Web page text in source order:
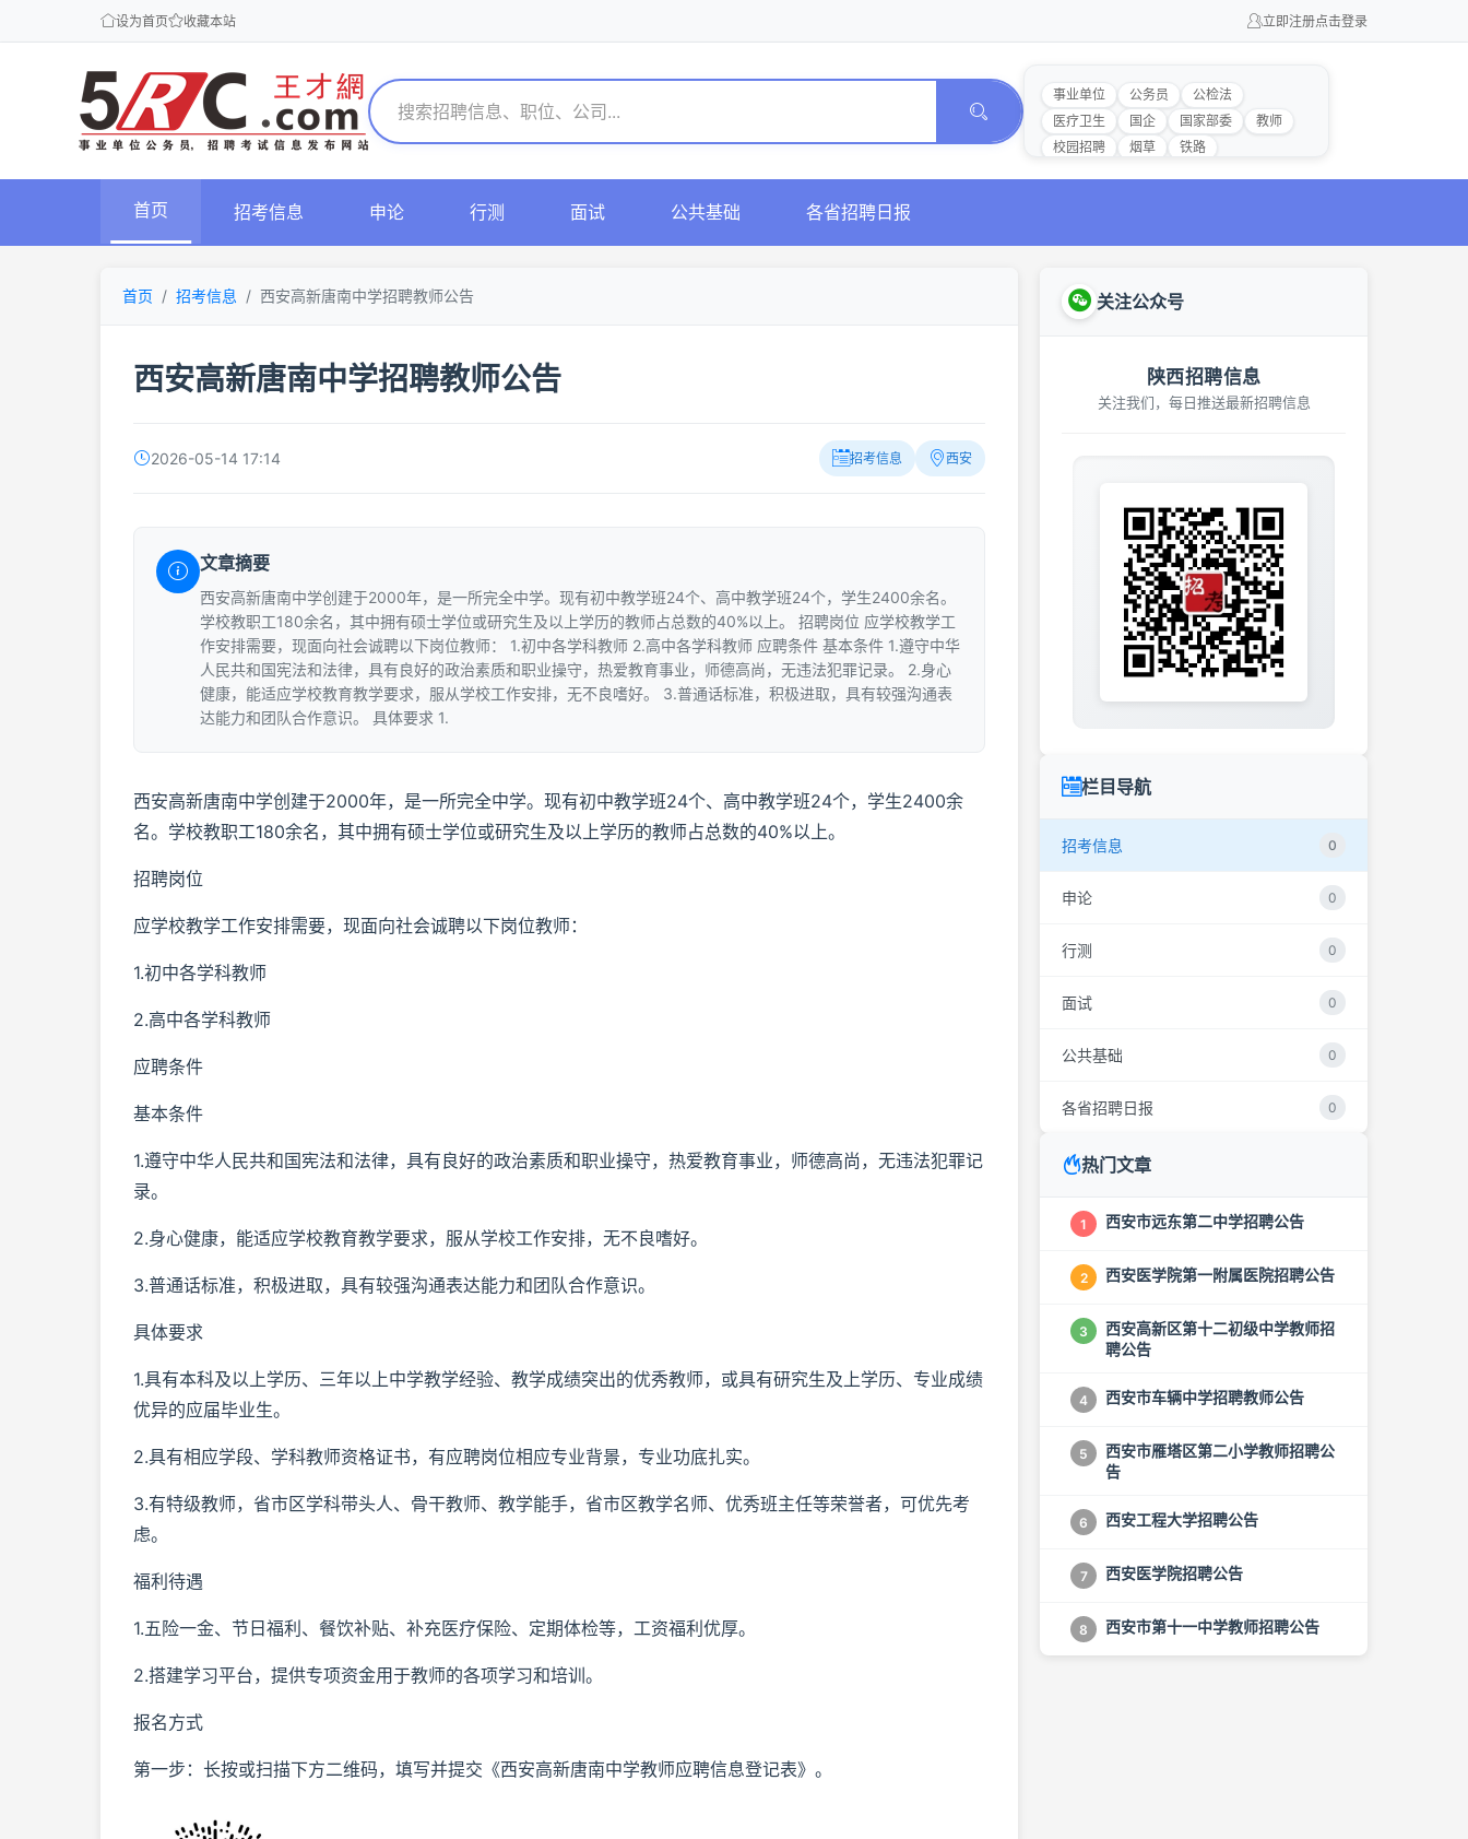
设为首页 收藏本站 立即注册点击登录
事业单位 公务员
公检法
医疗卫生
国企 国家部委
教师
校园招聘
烟草 铁路
首页 招考信息 申论 行测 面试 公共基础 各省招聘日报
首页 招考信息 西安高新唐南中学招聘教师公告
西安高新唐南中学招聘教师公告
2026-05-14 17:14 招考信息 西安
文章摘要
西安高新唐南中学创建于2000年，是一所完全中学。现有初中教学班24个、高中教学班24个，学生2400余名。
学校教职工180余名，其中拥有硕士学位或研究生及以上学历的教师占总数的40%以上。 招聘岗位 应学校教学工
作安排需要，现面向社会诚聘以下岗位教师： 1.初中各学科教师 2.高中各学科教师 应聘条件 基本条件 1.遵守中华
人民共和国宪法和法律，具有良好的政治素质和职业操守，热爱教育事业，师德高尚，无违法犯罪记录。 2.身心
健康，能适应学校教育教学要求，服从学校工作安排，无不良嗜好。 3.普通话标准，积极进取，具有较强沟通表
达能力和团队合作意识。 具体要求 1.
西安高新唐南中学创建于2000年，是一所完全中学。现有初中教学班24个、高中教学班24个，学生2400余
名。学校教职工180余名，其中拥有硕士学位或研究生及以上学历的教师占总数的40%以上。
招聘岗位
应学校教学工作安排需要，现面向社会诚聘以下岗位教师：
1.初中各学科教师
2.高中各学科教师
应聘条件
基本条件
1.遵守中华人民共和国宪法和法律，具有良好的政治素质和职业操守，热爱教育事业，师德高尚，无违法犯罪记
录。
2.身心健康，能适应学校教育教学要求，服从学校工作安排，无不良嗜好。
3.普通话标准，积极进取，具有较强沟通表达能力和团队合作意识。
具体要求
1.具有本科及以上学历、三年以上中学教学经验、教学成绩突出的优秀教师，或具有研究生及上学历、专业成绩
优异的应届毕业生。
2.具有相应学段、学科教师资格证书，有应聘岗位相应专业背景，专业功底扎实。
3.有特级教师，省市区学科带头人、骨干教师、教学能手，省市区教学名师、优秀班主任等荣誉者，可优先考
虑。
福利待遇
1.五险一金、节日福利、餐饮补贴、补充医疗保险、定期体检等，工资福利优厚。
2.搭建学习平台，提供专项资金用于教师的各项学习和培训。
报名方式
第一步：长按或扫描下方二维码，填写并提交《西安高新唐南中学教师应聘信息登记表》。
关注公众号
陕西招聘信息
关注我们，每日推送最新招聘信息
栏目导航
招考信息 0
申论 0
行测 0
面试 0
公共基础 0
各省招聘日报 0
热门文章
1 西安市远东第二中学招聘公告
2 西安医学院第一附属医院招聘公告
3
西安高新区第十二初级中学教师招
聘公告
4 西安市车辆中学招聘教师公告
5
西安市雁塔区第二小学教师招聘公
告
6 西安工程大学招聘公告
7 西安医学院招聘公告
8 西安市第十一中学教师招聘公告